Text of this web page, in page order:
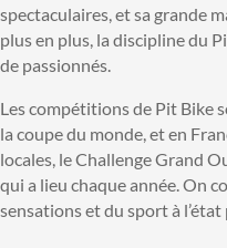
spectaculaires, et sa grande
plus en plus, la discipline du
de passionnés.
Les compétitions de Pit Bike
la coupe du monde, et en
locales, le Challenge Grand
qui a lieu chaque année. On
sensations et du sport à l’état